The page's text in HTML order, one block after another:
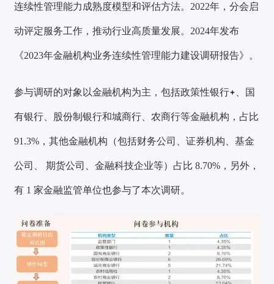
连续性管理能力成熟度模型和评估方法。2022年，分会启
动评定服务工作，推动行业高质量发展。2024年发布
《2023年金融机构业务连续性管理能力建设调研报告》。
参与调研的对象以金融机构为主，包括政策性银行 、国
有银行、股份制银行和城商行、农商行等金融机构，占比
91.3%，其他金融机构（包括财务公司、证券机构、基金
公司、 期货公司、金融科技企业等）占比 8.70%，另外，
有 1 家金融监管单位也参与了本次调研。